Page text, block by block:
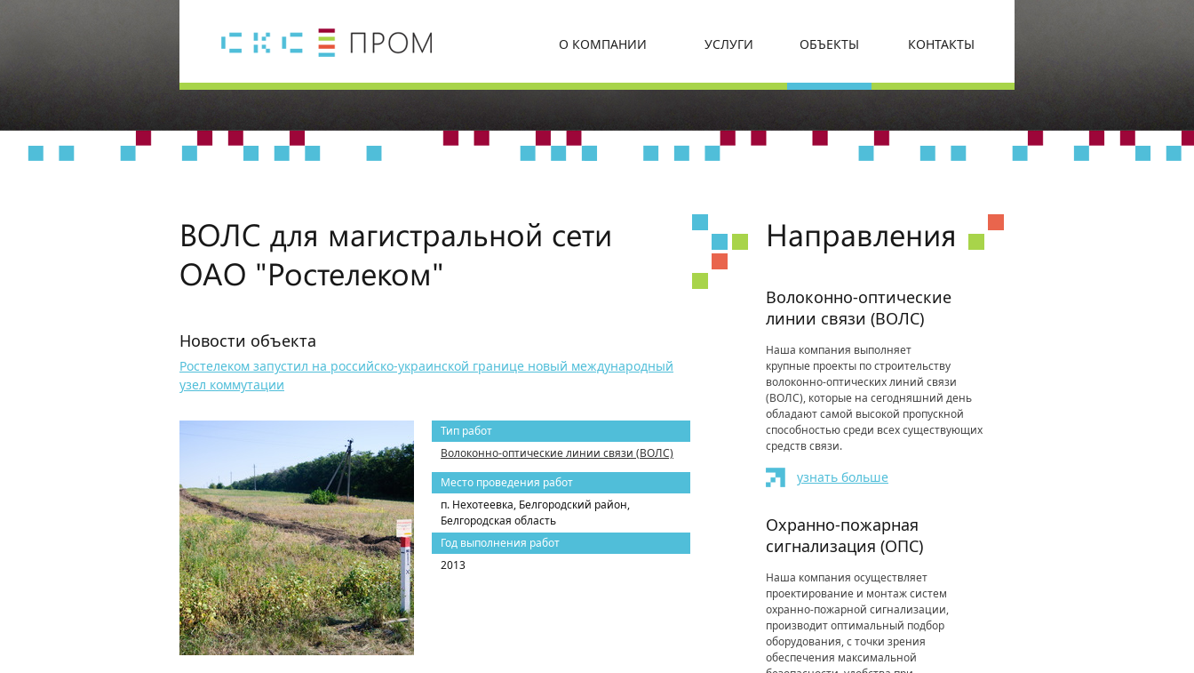
О КОМПАНИИ УСЛУГИ ОБЪЕКТЫ КОНТАКТЫ
ВОЛС для магистральной сети
ОАО "Ростелеком"
Новости объекта
Ростелеком запустил на российско-украинской границе новый международный
узел коммутации
Тип работ
Волоконно-оптические линии связи (ВОЛС)
Место проведения работ
п. Нехотеевка, Белгородский район,
Белгородская область
Год выполнения работ
2013
Направления
Волоконно-оптические
линии связи (ВОЛС)
Наша компания выполняет
крупные проекты по строительству
волоконно-оптических линий связи
(ВОЛС), которые на сегодняшний день
обладают самой высокой пропускной
способностью среди всех существующих
средств связи.
узнать больше
Охранно-пожарная
сигнализация (ОПС)
Наша компания осуществляет
проектирование и монтаж систем
охранно-пожарной сигнализации,
производит оптимальный подбор
оборудования, с точки зрения
обеспечения максимальной